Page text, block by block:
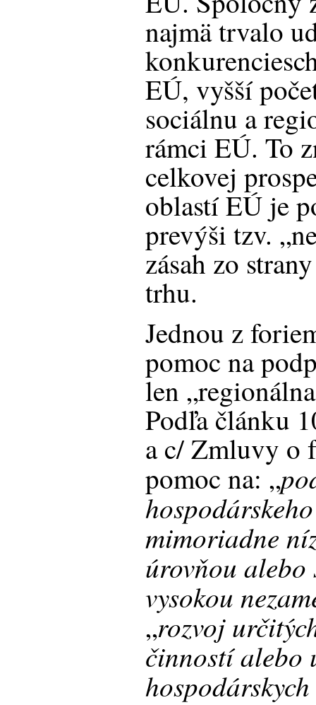
najmä trvalo
EÚ, vyšší
sociálnu a
rámci EÚ. To
celkovej
oblastí EÚ je
prevýši tzv.
zásah zo
trhu.
Jednou z
pomoc na
len
Podľa článku
a c/ Zmluvy o
pomoc na: „
hospodárskeho
mimoriadne
úrovňou
vysokou
„rozvoj
činností alebo